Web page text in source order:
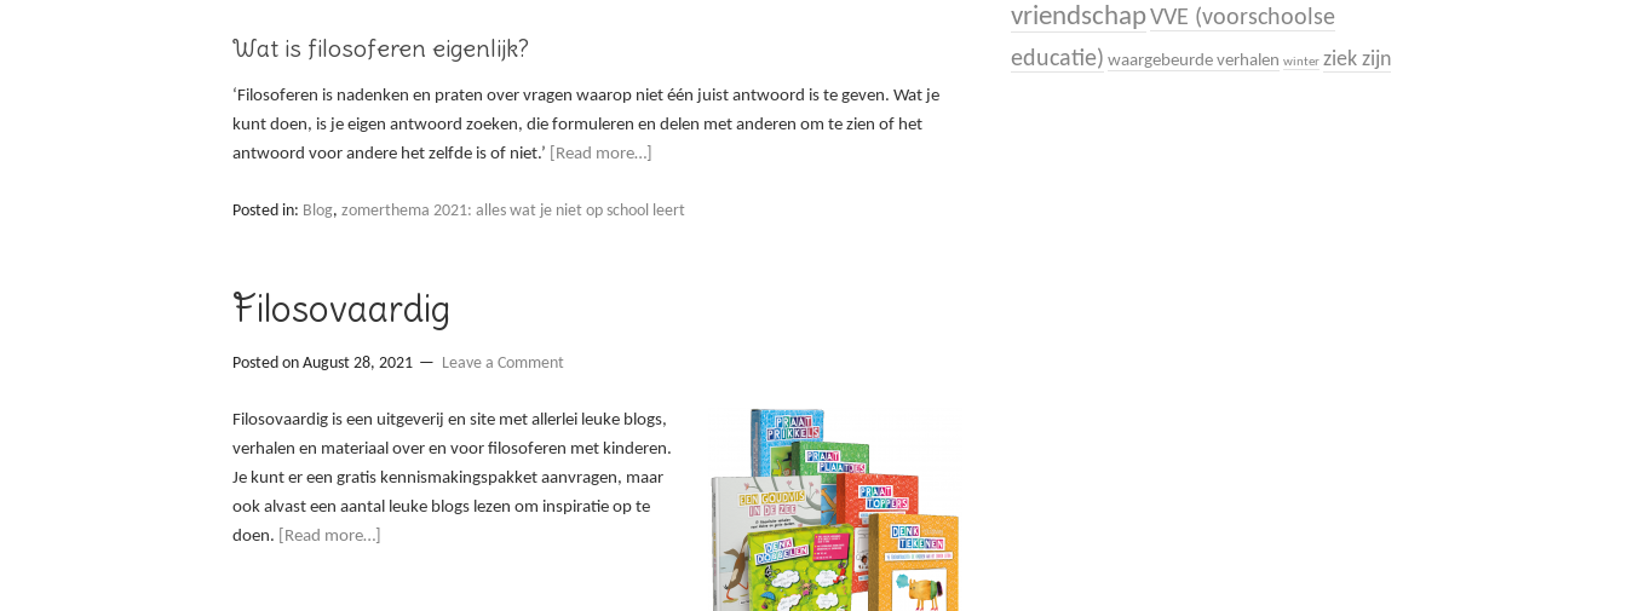
Wat is filosoferen eigenlijk?
‘Filosoferen is nadenken en praten over vragen waarop niet één juist antwoord is te geven. Wat je
kunt doen, is je eigen antwoord zoeken, die formuleren en delen met anderen om te zien of het
antwoord voor andere het zelfde is of niet.’
[Read more…]
Posted in: Blog, zomerthema 2021: alles wat je niet op school leert
Filosovaardig
Posted on August 28, 2021 Leave a Comment
Filosovaardig is een uitgeverij en site met allerlei leuke blogs,
verhalen en materiaal over en voor filosoferen met kinderen.
Je kunt er een gratis kennismakingspakket aanvragen, maar
ook alvast een aantal leuke blogs lezen om inspiratie op te
doen.
[Read more…]
vriendschapVVE (voorschoolse
educatie) waargebeurde verhalen winter ziek zijn